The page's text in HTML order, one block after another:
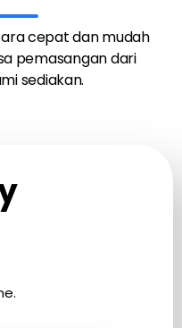
cepat dan mudah
pemasangan dari
sediakan.